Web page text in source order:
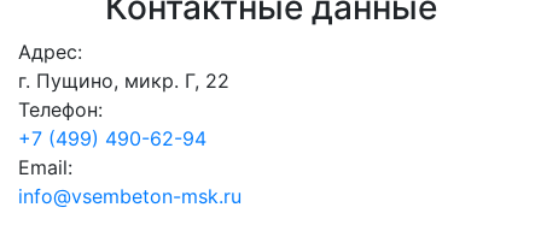
Адрес:
г. Пущино, микр. Г, 22
Телефон:
+7 (499) 490-62-94
Email:
info@vsembeton-msk.ru